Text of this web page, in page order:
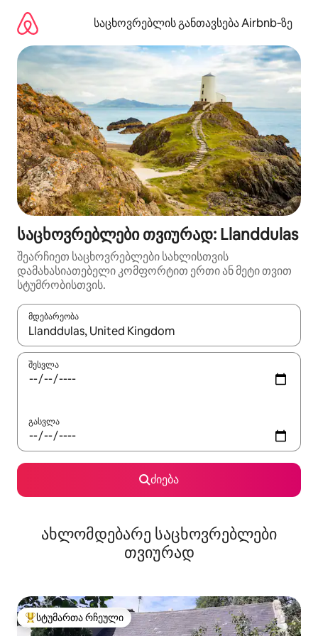
გადასვლა
საცხოვრებლის განთავსება Airbnb‑ზე
საცხოვრებლები თვიურად: Llanddulas
შეარჩიეთ საცხოვრებლები სახლისთვის
დამახასიათებელი კომფორტით ერთი ან მეტი თვით
სტუმრობისთვის.
მდებარეობა
როცა შედეგები ხელმისაწვდომი გახდება, ნავიგაციისთვის
შესვლა
გასვლა
ძიება
ახლომდებარე საცხოვრებლები
თვიურად
სტუმართა რჩეული მოწინავე ვარიანტი
სტუმართა რჩეული